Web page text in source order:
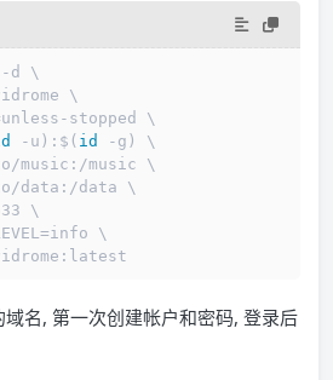
-d \
\
stopped \
-u):$( id
-g) \
to/music:/music \
to/data:/data \
\
\
名, 第一次创建帐户和密码, 登录后